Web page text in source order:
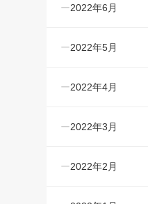
2022年6月
2022年5月
2022年4月
2022年3月
2022年2月